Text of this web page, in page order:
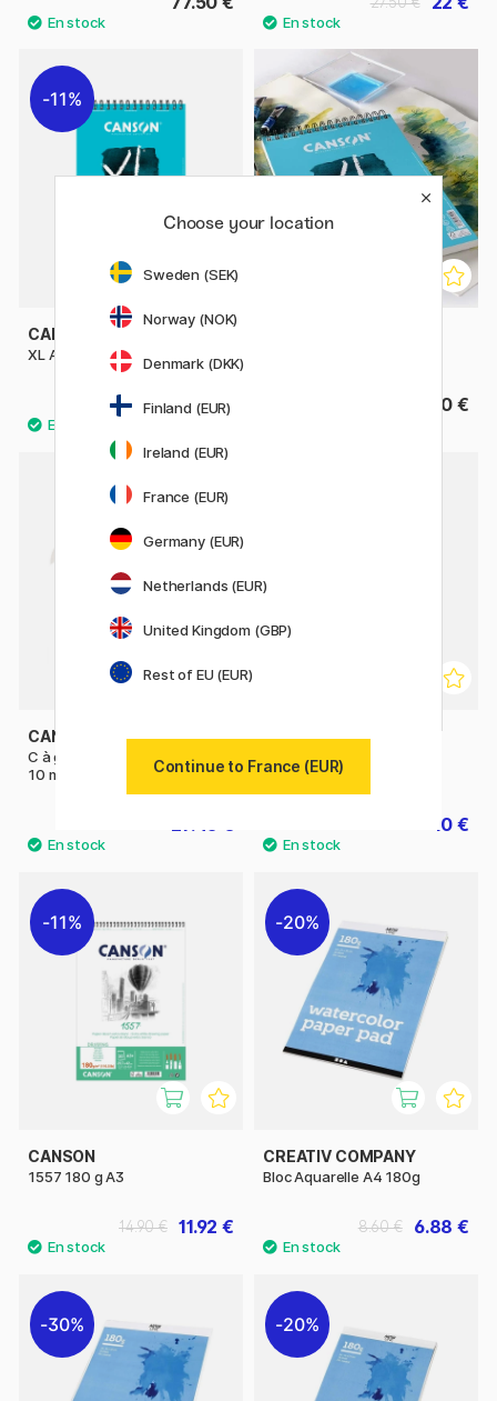
11%
CANSON
XL Aquarelle 300g A4
13.52 €
16.90 € 29.90 €
CANSON
C à grain Rouleau 180g 0.75 x
10 m
CANSON
C à grain 180g A4+
10 €
11%
CANSON
1557 180 g A3
11.92 €
14.90 €
20%
CREATIV COMPANY
Bloc Aquarelle A4 180g
6.88 €
8.60 €
30% 20%
Choose your location
Sweden (SEK)
Norway (NOK)
Denmark (DKK)
Finland (EUR)
Ireland (EUR)
France (EUR)
Germany (EUR)
Netherlands (EUR)
United Kingdom (GBP)
Rest of EU (EUR)
Continue to France (EUR)